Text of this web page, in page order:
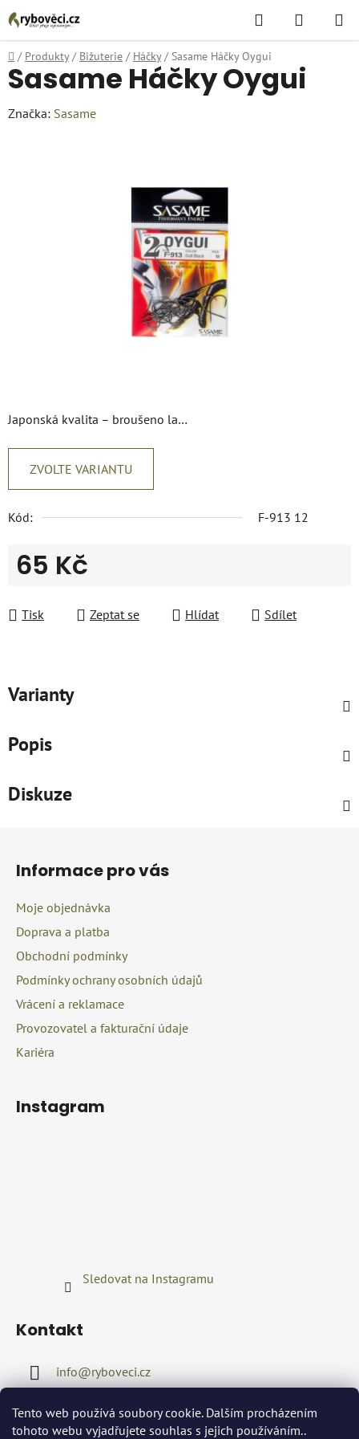
Tento web používá soubory cookie. Dalším procházením
tohoto webu vyjadřujete souhlas s jejich používáním..
Přejít
na
obsah
Hledat
KOŠÍK
Domů
/ Produkty / Bižuterie / Háčky / Sasame Háčky Oygui
Japonská kvalita – broušeno la…
ZVOLTE VARIANTU
Kód: F-913 12
65 Kč
Tisk
Zeptat se Hlídat Sdílet
Sasame Háčky Oygui
Značka: Sasame
Varianty
Popis
Diskuze
Informace pro vás
Moje objednávka
Doprava a platba
Obchodní podmínky
Podmínky ochrany osobních údajů
Vrácení a reklamace
Provozovatel a fakturační údaje
Kariéra
Instagram
Sledovat na Instagramu
Kontakt
info@ryboveci.cz
+420722416689